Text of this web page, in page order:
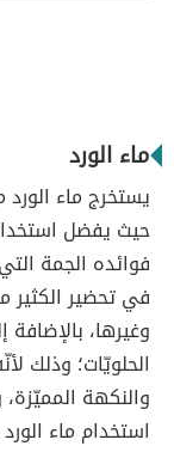
ماء الورد
يستخرج ماء الورد
حيث يفضل
فوائده الجمة
في تحضير الكثير
وغيرها،
الحلويّات؛ وذلك
والنكهة
استخدام ماء